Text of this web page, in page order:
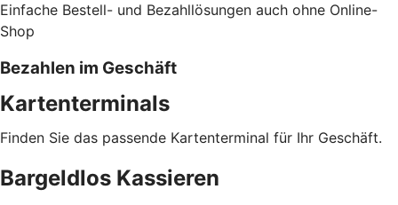
Einfache Bestell- und Bezahllösungen auch ohne Online-
Shop
Bezahlen im Geschäft
Kartenterminals
Finden Sie das passende Kartenterminal für Ihr Geschäft.
Bargeldlos Kassieren